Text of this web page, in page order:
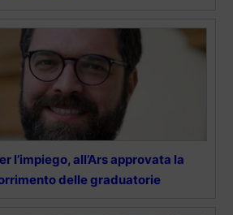
l’impiego, all’Ars approvata la
delle graduatorie